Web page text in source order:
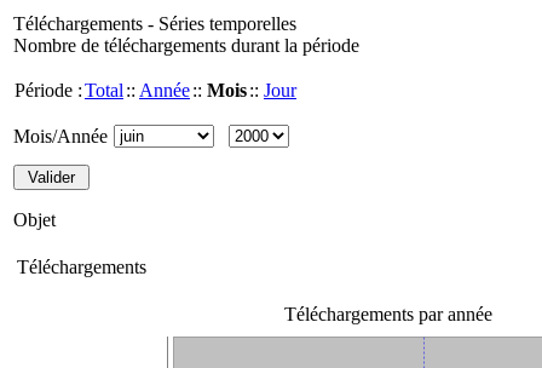
Téléchargements - Séries temporelles
Nombre de téléchargements durant la période
Période :Total :: Année:: Mois:: Jour
Mois/Année
Objet
Téléchargements
Téléchargements par année